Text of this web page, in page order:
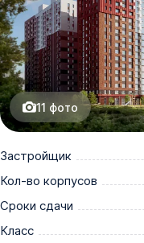
11 фото
Застройщик
Кол-во корпусов
Сроки сдачи
Класс